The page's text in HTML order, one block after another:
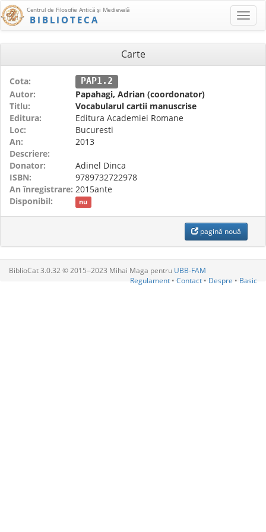
Centrul de Filosofie Antică şi Medievală
BIBLIOTECA
Carte
Cota: PAP1.2
Autor:
Papahagi, Adrian (coordonator)
Titlu:
Vocabularul cartii manuscrise
Editura:
Editura Academiei Romane
Loc:
Bucuresti
An:
2013
Descriere:
Donator:
Adinel Dinca
ISBN:
9789732722978
An înregistrare: 2015ante
Disponibil:
nu
pagină nouă
BiblioCat 3.0.32 © 2015‒2023 Mihai Maga pentru UBB-FAM
Regulament • Contact • Despre • Basic